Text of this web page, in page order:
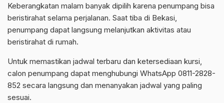
Keberangkatan malam banyak dipilih karena penumpang bisa
beristirahat selama perjalanan. Saat tiba di Bekasi,
penumpang dapat langsung melanjutkan aktivitas atau
beristirahat di rumah.
Untuk memastikan jadwal terbaru dan ketersediaan kursi,
calon penumpang dapat menghubungi WhatsApp 0811-2828-
852 secara langsung dan menanyakan jadwal yang paling
sesuai.